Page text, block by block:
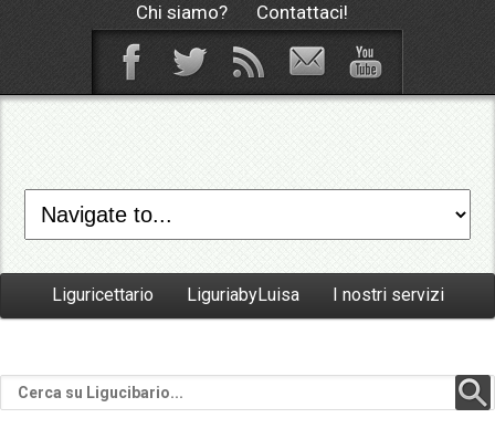
Chi siamo? Contattaci!
Liguricettario LiguriabyLuisa I nostri servizi